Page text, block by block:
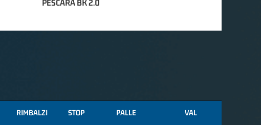
PESCARA BK 2.0
RIMBALZI STOP PALLE VAL